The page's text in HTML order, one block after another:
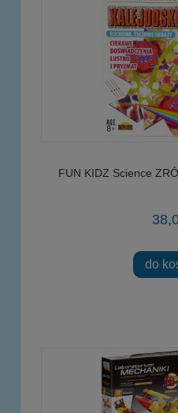
FUN KIDZ Science
do